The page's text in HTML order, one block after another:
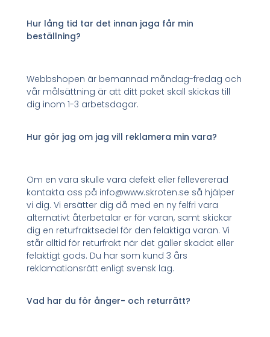
Hur lång tid tar det innan jaga får min
beställning?
Webbshopen är bemannad måndag-fredag och
vår målsättning är att ditt paket skall skickas till
dig inom 1-3 arbetsdagar.
Hur gör jag om jag vill reklamera min vara?
Om en vara skulle vara defekt eller fellevererad
kontakta oss på info@www.skroten.se så hjälper
vi dig. Vi ersätter dig då med en ny felfri vara
alternativt återbetalar er för varan, samt skickar
dig en returfraktsedel för den felaktiga varan. Vi
står alltid för returfrakt när det gäller skadat eller
felaktigt gods. Du har som kund 3 års
reklamationsrätt enligt svensk lag.
Vad har du för ånger- och returrätt?